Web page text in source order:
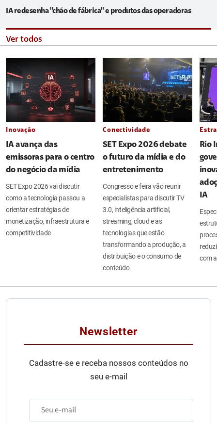
IA redesenha "chão de fábrica" e produtos das operadoras
Ver todos
Inovação
IA avança das
emissoras para o centro
do negócio da mídia
SET Expo 2026 vai discutir
como a tecnologia passou a
orientar estratégias de
monetização, infraestrutura e
competitividade
Conectividade
SET Expo 2026 debate
o futuro da mídia e do
entretenimento
Congresso e feira vão reunir
especialistas para discutir TV
3.0, inteligência artificial,
streaming, cloud e as
tecnologias que estão
transformando a produção, a
distribuição e o consumo de
conteúdo
Rio
IA
com
Newsletter
Cadastre-se e receba nossos conteúdos no
seu e-mail